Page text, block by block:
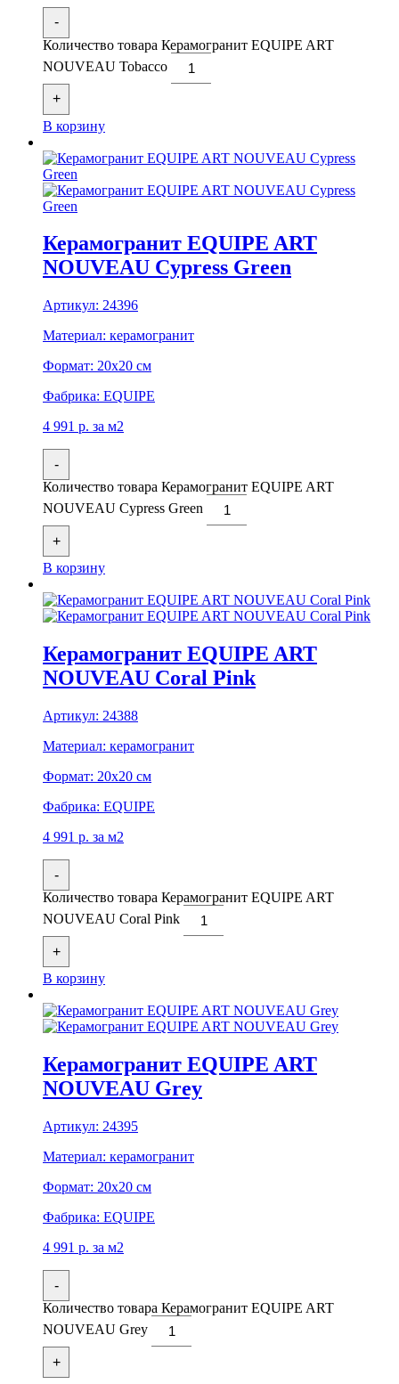
-
Количество товара Керамогранит EQUIPE ART
NOUVEAU Tobacco
+
В корзину
Керамогранит EQUIPE ART
NOUVEAU Cypress Green
Артикул: 24396
Материал: керамогранит
Формат: 20x20 см
Фабрика: EQUIPE
4 991 р. за м2
-
Количество товара Керамогранит EQUIPE ART
NOUVEAU Cypress Green
+
В корзину
Керамогранит EQUIPE ART
NOUVEAU Coral Pink
Артикул: 24388
Материал: керамогранит
Формат: 20x20 см
Фабрика: EQUIPE
4 991 р. за м2
-
Количество товара Керамогранит EQUIPE ART
NOUVEAU Coral Pink
+
В корзину
Керамогранит EQUIPE ART
NOUVEAU Grey
Артикул: 24395
Материал: керамогранит
Формат: 20x20 см
Фабрика: EQUIPE
4 991 р. за м2
-
Количество товара Керамогранит EQUIPE ART
NOUVEAU Grey
+